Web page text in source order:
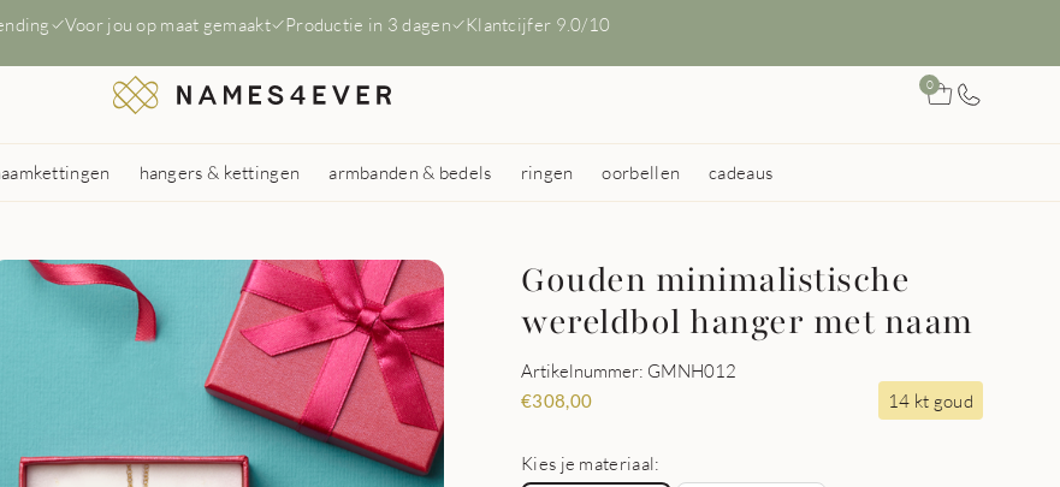
Voor jou op maat gemaakt Productie in 3 dagen Klantcijfer 9.0/10
0
hangers & kettingen armbanden & bedels ringen oorbellen cadeaus
Gouden minimalistische
wereldbol hanger met naam
Artikelnummer: GMNH012
€308,00 14 kt goud
Kies je materiaal: